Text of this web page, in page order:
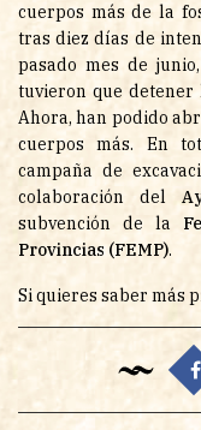
cuerpos más de la
tras diez días de
pasado mes de
tuvieron que
Ahora, han podido
cuerpos más. En
campaña de
colaboración del
subvención de la
Provincias (FEMP).
Si quieres saber más